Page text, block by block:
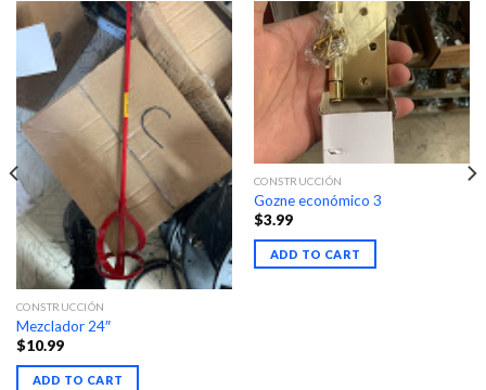
CONSTRUCCIÓN
Mezclador 24″
$10.99
ADD TO CART
CONSTRUCCIÓN
Gozne económico 3
$3.99
ADD TO CART